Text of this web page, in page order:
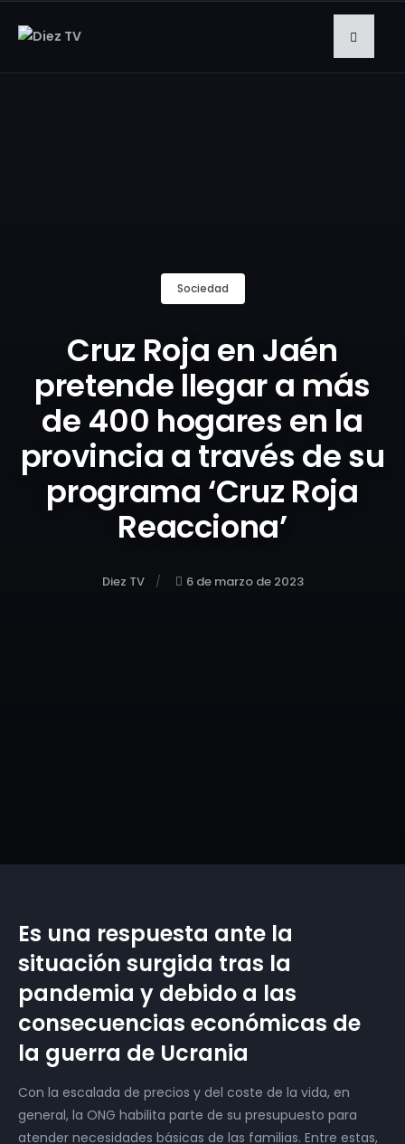
Sociedad
Cruz Roja en Jaén
pretende llegar a más
de 400 hogares en la
provincia a través de su
programa ‘Cruz Roja
Reacciona’
Diez TV 6 de marzo de 2023
Es una respuesta ante la
situación surgida tras la
pandemia y debido a las
consecuencias económicas de
la guerra de Ucrania
Con la escalada de precios y del coste de la vida, en
general, la ONG habilita parte de su presupuesto para
atender necesidades básicas de las familias. Entre estas,